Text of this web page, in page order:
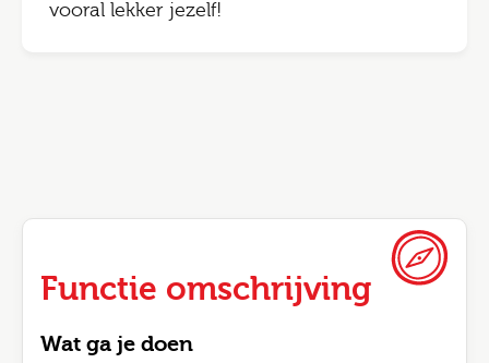
vooral lekker jezelf!
Functie omschrijving
Wat ga je doen